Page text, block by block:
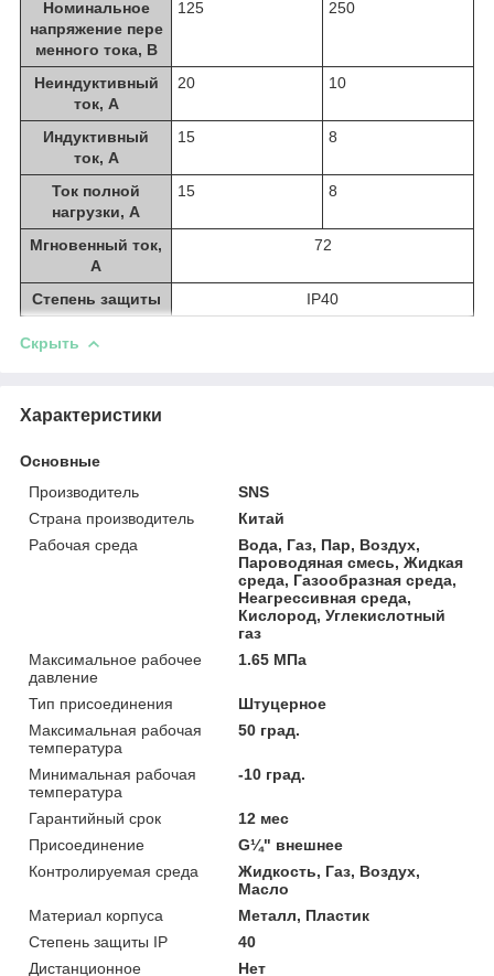
Номинальное
напряжение пере
менного тока, В
125 250
Неиндуктивный
ток, А
20 10
Индуктивный
ток, А
15 8
Ток полной
нагрузки, А
15 8
Мгновенный ток,
А
72
Степень защиты IP40
Скрыть
Характеристики
Основные
Производитель
SNS
Страна производитель
Китай
Рабочая среда
Вода, Газ, Пар, Воздух,
Пароводяная смесь, Жидкая
среда, Газообразная среда,
Неагрессивная среда,
Кислород, Углекислотный
газ
Максимальное рабочее
давление
1.65 МПа
Тип присоединения
Штуцерное
Максимальная рабочая
температура
50 град.
Минимальная рабочая
температура
-10 град.
Гарантийный срок
12 мес
Присоединение
G¼" внешнее
Контролируемая среда
Жидкость, Газ, Воздух,
Масло
Материал корпуса
Металл, Пластик
Степень защиты IP
40
Дистанционное
Нет